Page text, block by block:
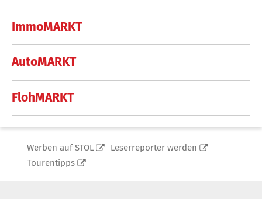
ImmoMARKT
AutoMARKT
FlohMARKT
Werben auf STOL
Leserreporter werden
Tourentipps